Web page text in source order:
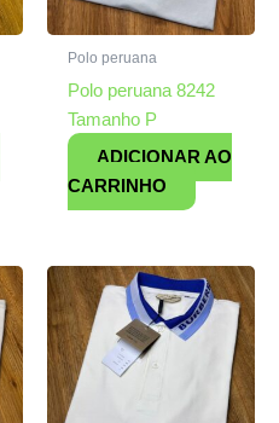
Polo peruana
Polo peruana 8242
Tamanho P
ADICIONAR AO
CARRINHO